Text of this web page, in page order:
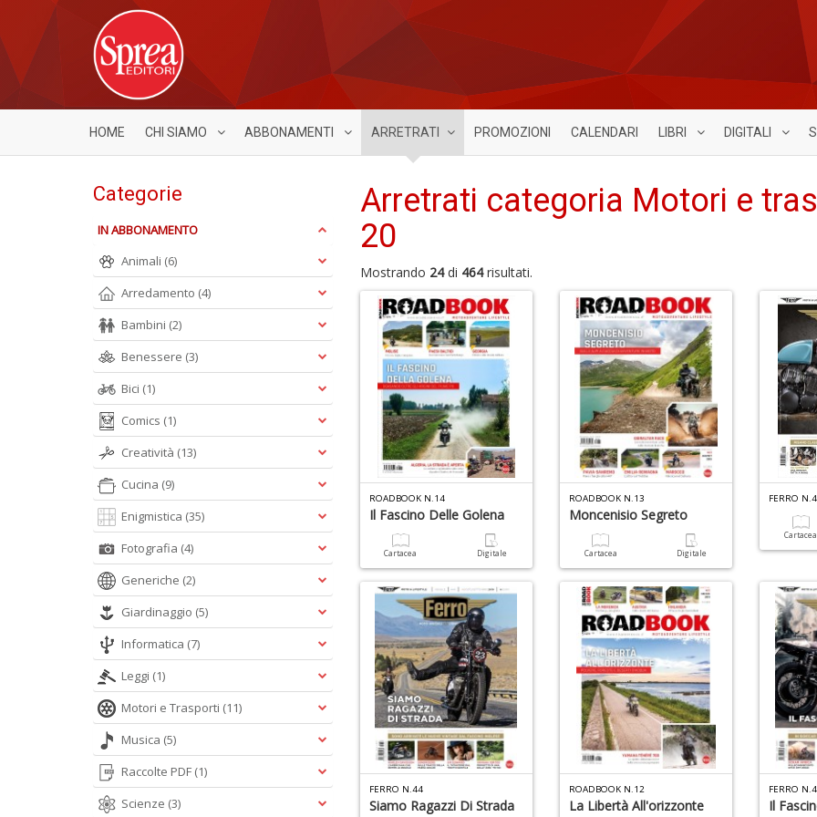
HOME CHI SIAMO ABBONAMENTI ARRETRATI PROMOZIONI CALENDARI LIBRI DIGITALI
Arretrati categoria Motori e
20
Mostrando 24di 464risultati.
ROADBOOK N.14
Il Fascino Delle Golena
Cartacea Digitale
ROADBOOK N.13
Moncenisio Segreto
Cartacea Digitale
FERRO
Cartacea
FERRO N.44
Siamo Ragazzi Di Strada
ROADBOOK N.12
La Libertà All'orizzonte
FERRO
Il
Categorie
IN ABBONAMENTO
Animali (6)
Arredamento (4)
Bambini (2)
Benessere (3)
Bici (1)
Comics (1)
Creatività (13)
Cucina (9)
Enigmistica (35)
Fotografia (4)
Generiche (2)
Giardinaggio (5)
Informatica (7)
Leggi (1)
Motori e Trasporti (11)
Musica (5)
Raccolte PDF (1)
Scienze (3)